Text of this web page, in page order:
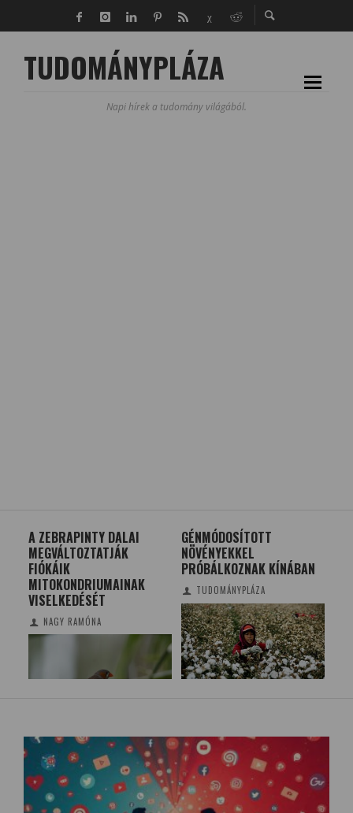
TUDOMÁNYPLÁZA
Napi hírek a tudomány világából.
A ZEBRAPINTY DALAI
MEGVÁLTOZTATJÁK
FIÓKÁIK
MITOKONDRIUMAINAK
VISELKEDÉSÉT
NAGY RAMÓNA
GÉNMÓDOSÍTOTT
NÖVÉNYEKKEL
PRÓBÁLKOZNAK KÍNÁBAN
TUDOMÁNYPLÁZA